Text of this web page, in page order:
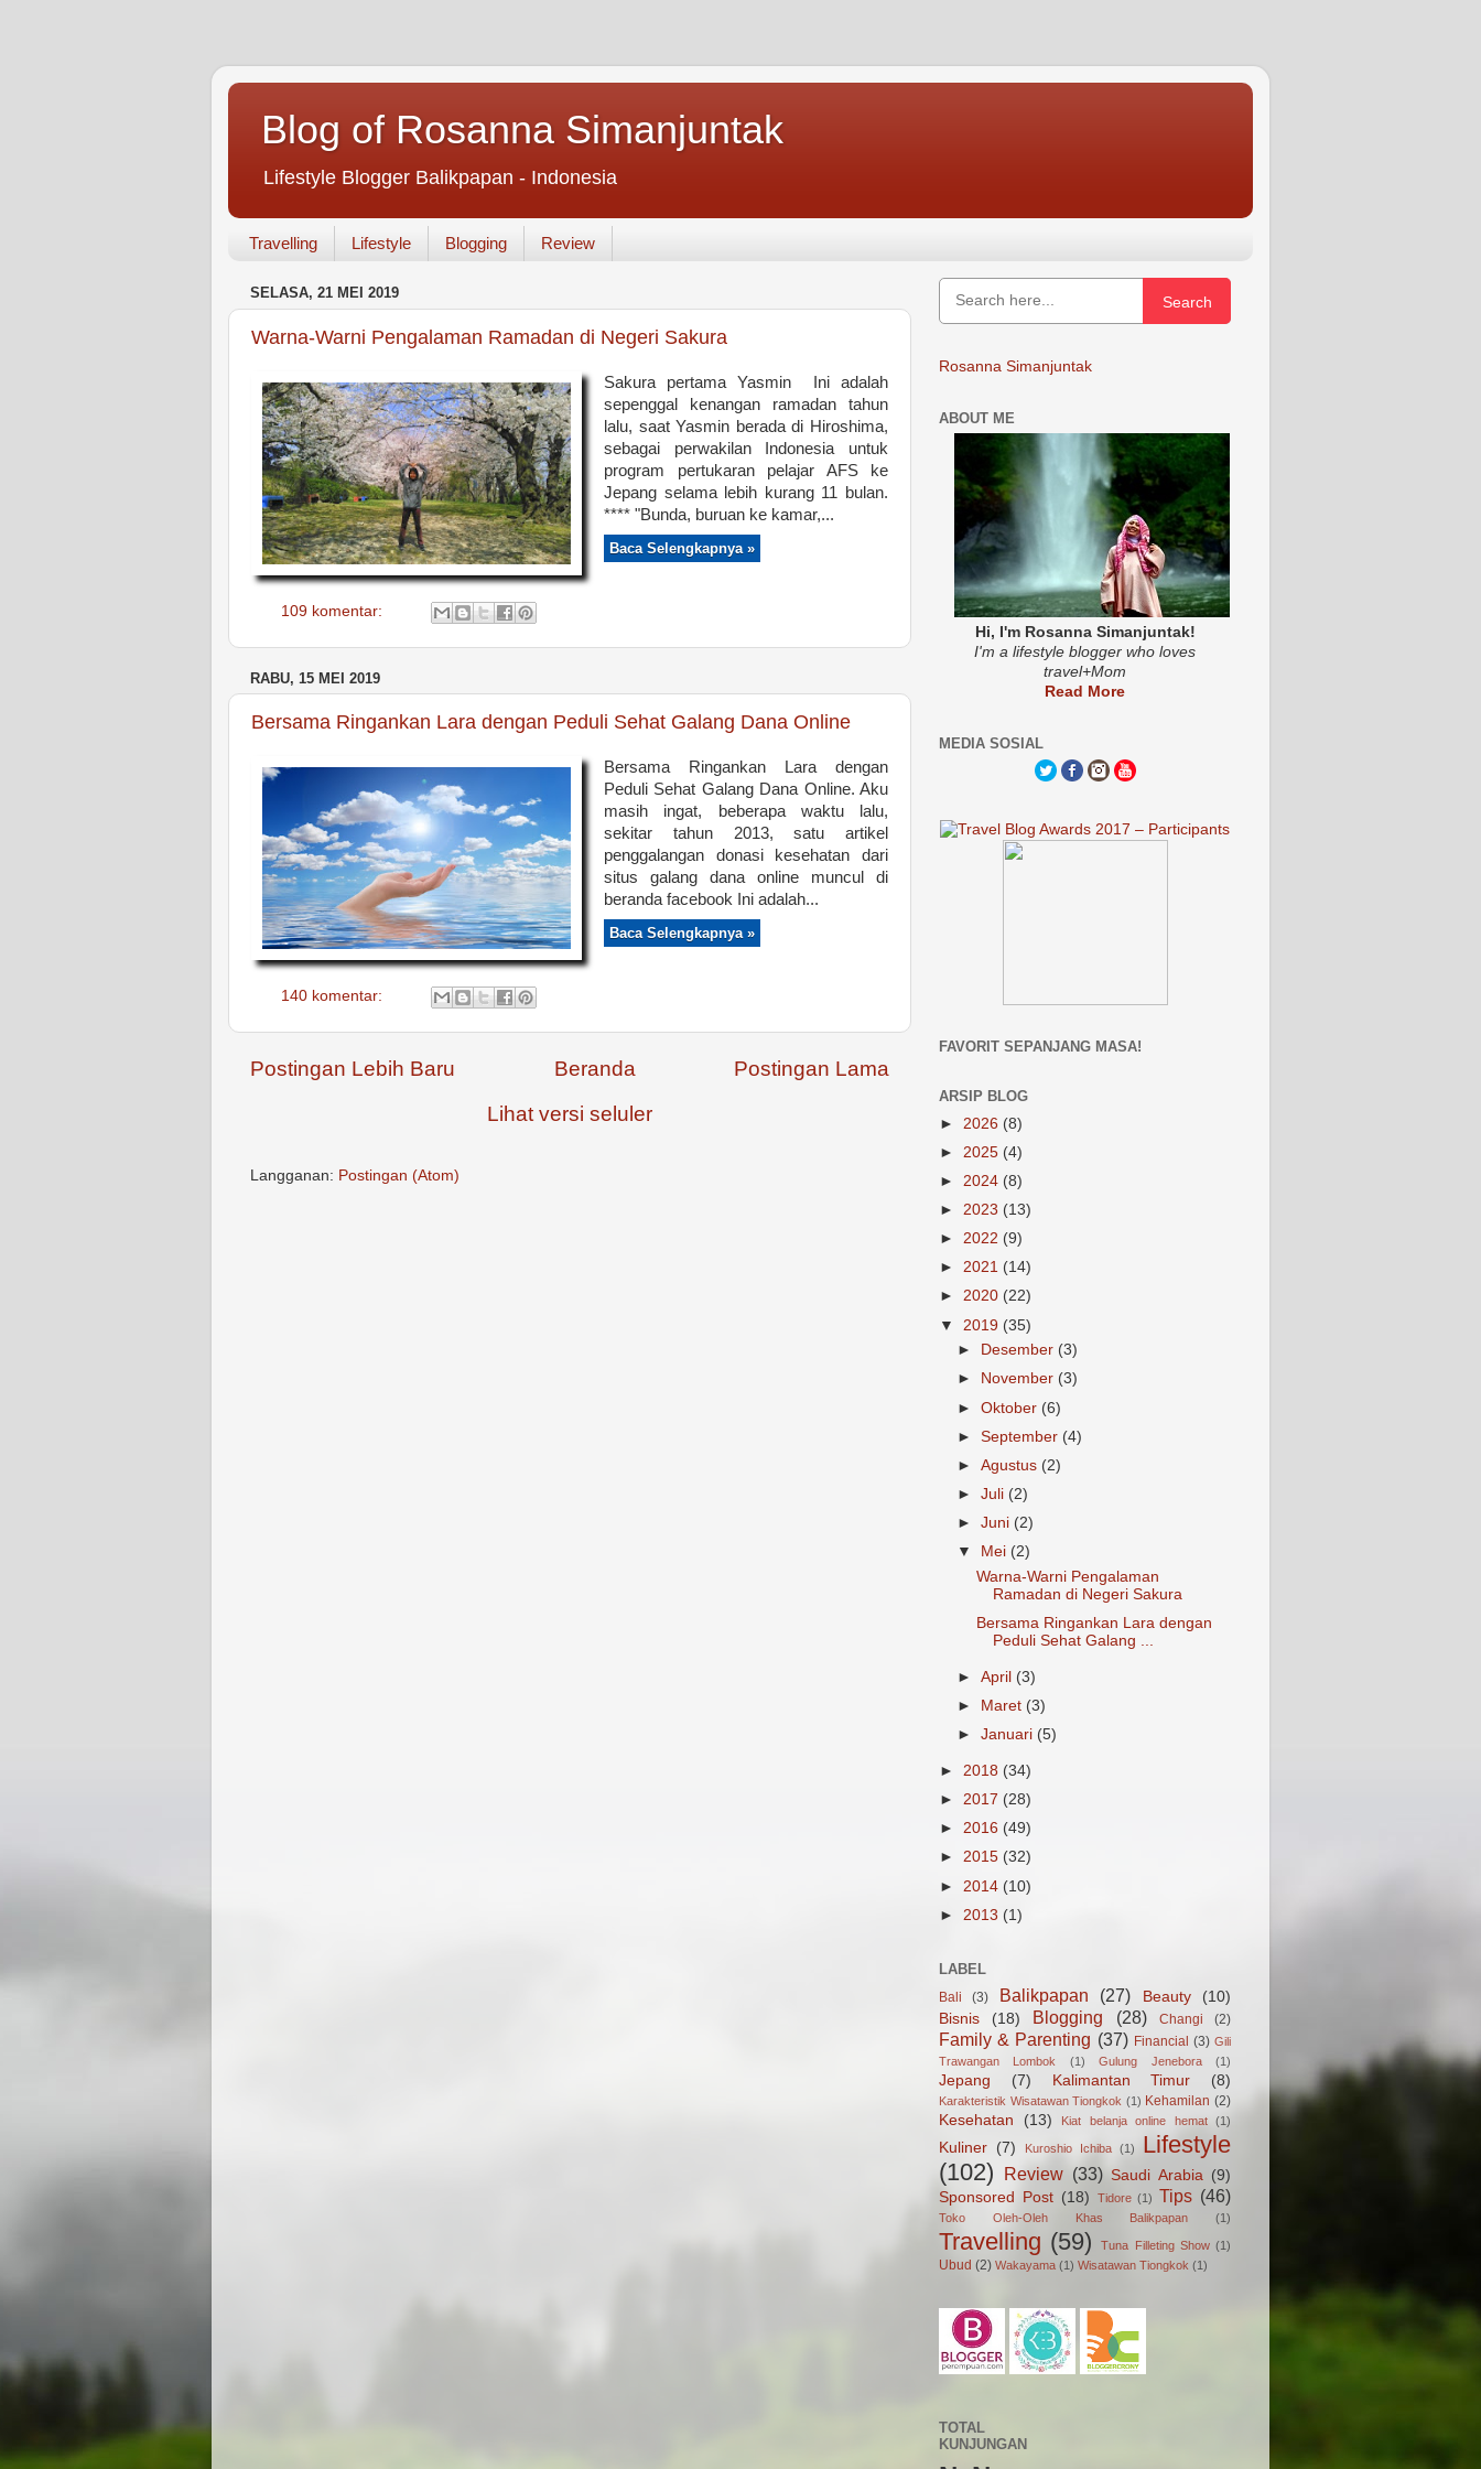
Blog of Rosanna Simanjuntak
Lifestyle Blogger Balikpapan - Indonesia
Travelling Lifestyle Blogging Review
SELASA, 21 MEI 2019
Warna-Warni Pengalaman Ramadan di Negeri Sakura
Sakura pertama Yasmin Ini adalah
sepenggal kenangan ramadan tahun
lalu, saat Yasmin berada di Hiroshima,
sebagai perwakilan Indonesia untuk
program pertukaran pelajar AFS ke
Jepang selama lebih kurang 11 bulan.
**** "Bunda, buruan ke kamar,...
Baca Selengkapnya »
109 komentar:
RABU, 15 MEI 2019
Bersama Ringankan Lara dengan Peduli Sehat Galang Dana Online
Bersama Ringankan Lara dengan
Peduli Sehat Galang Dana Online. Aku
masih ingat, beberapa waktu lalu,
sekitar tahun 2013, satu artikel
penggalangan donasi kesehatan dari
situs galang dana online muncul di
beranda facebook Ini adalah...
Baca Selengkapnya »
140 komentar:
Postingan Lebih Baru Postingan Lama
Beranda
Lihat versi seluler
Langganan: Postingan (Atom)
Search
Rosanna Simanjuntak
ABOUT ME
Hi, I'm Rosanna Simanjuntak!
I'm a lifestyle blogger who loves
travel+Mom
Read More
MEDIA SOSIAL
FAVORIT SEPANJANG MASA!
ARSIP BLOG
► 2026 (8)
► 2025 (4)
► 2024 (8)
► 2023 (13)
► 2022 (9)
► 2021 (14)
► 2020 (22)
▼ 2019 (35)
►
Desember (3)
►
November (3)
►Oktober (6)
►September (4)
►Agustus (2)
►Juli (2)
►Juni (2)
▼
Mei (2)
Warna-Warni Pengalaman
Ramadan di Negeri Sakura
Bersama Ringankan Lara dengan
Peduli Sehat Galang ...
►April (3)
►
Maret (3)
►Januari (5)
► 2018 (34)
► 2017 (28)
► 2016 (49)
► 2015 (32)
► 2014 (10)
► 2013 (1)
LABEL
Bali (3) Balikpapan (27) Beauty
(10)
Bisnis
(18) Blogging (28) Changi (2)
Family & Parenting (37) Financial (3) Gili
Trawangan Lombok
(1) Gulung Jenebora (1)
Jepang (7) Kalimantan Timur (8)
Karakteristik Wisatawan Tiongkok (1) Kehamilan (2)
Kesehatan (13) Kiat belanja online hemat (1)
Kuliner (7) Kuroshio Ichiba (1)
Lifestyle
(102)
Review (33) Saudi Arabia (9)
Sponsored Post (18) Tidore (1) Tips (46)
Toko Oleh-Oleh Khas Balikpapan (1)
Travelling (59) Tuna Filleting Show (1)
Ubud (2) Wakayama (1) Wisatawan Tiongkok (1)
TOTAL
KUNJUNGAN